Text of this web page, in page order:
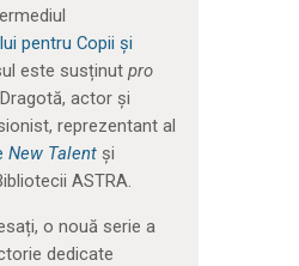
pentru Copii și
este susținut pro
actor și
reprezentant al
New Talentși
ASTRA.
o nouă serie a
dedicate